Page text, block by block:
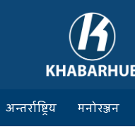
अन्तर्राष्ट्रिय मनोरञ्जन